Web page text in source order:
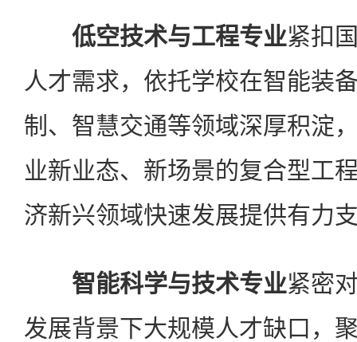
低空技术与工程专业紧扣
人才需求，依托学校在智能装
制、智慧交通等领域深厚积淀
业新业态、新场景的复合型工
济新兴领域快速发展提供有力
智能科学与技术专业紧密
发展背景下大规模人才缺口，